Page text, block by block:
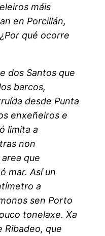
máis
en Porcillán,
qué ocorre
dos Santos que
barcos,
desde Punta
enxeñeiros e
limita a
non
que
mar. Así un
a
sen Porto
tonelaxe. Xa
Ribadeo, que